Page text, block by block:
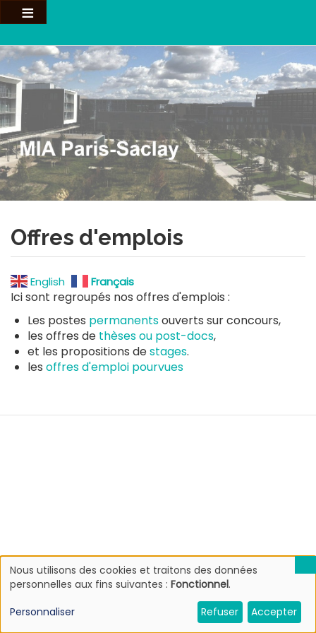
Aller
au
principal
Offres d'emplois
English Français
Ici sont regroupés nos offres d'emplois :
Les postes permanentsouverts sur concours,
les offres de thèses ou post-docs,
et les propositions destages.
les offres d'emploi pourvues
Utilisation
des
données
Nous utilisons des cookies et traitons des données
personnelles aux fins suivantes : Fonctionnel.
Personnaliser
Refuser Accepter